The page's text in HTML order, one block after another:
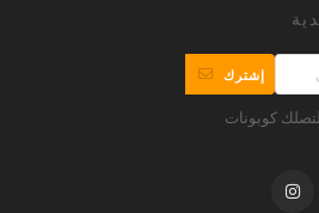
إشترك
كوبونات